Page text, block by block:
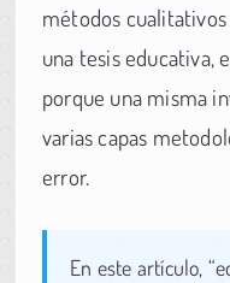
métodos
una tesis educativa,
porque una misma
varias capas
error.
En este artículo,